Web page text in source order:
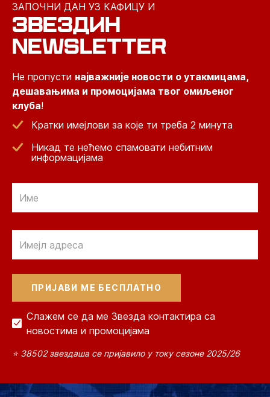
ЗАПОЧНИ ДАН УЗ КАФИЦУ И
ЗВЕЗДИН
NEWSLETTER
Не пропусти најважније новости о утакмицама,
дешавањима и промоцијама твог омиљеног
клуба!
Кратки имејлови за које ти треба 2 минута
Никад те нећемо спамовати небитним
информацијама
Слажем се да ме Звезда контактира са
новостима и промоцијама
⭐ 38502 звездаша се пријавило у току сезоне 2025/26